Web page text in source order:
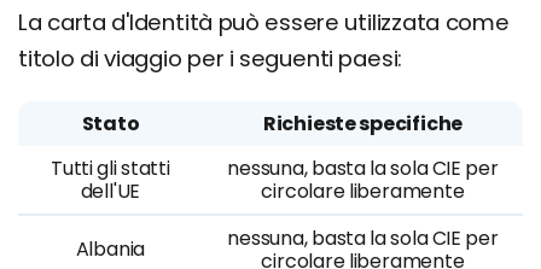
La carta d'Identità può essere utilizzata come
titolo di viaggio per i seguenti paesi:
Stato
Richieste specifiche
Tutti gli statti
dell'UE
nessuna, basta la sola CIE per
circolare liberamente
Albania
nessuna, basta la sola CIE per
circolare liberamente